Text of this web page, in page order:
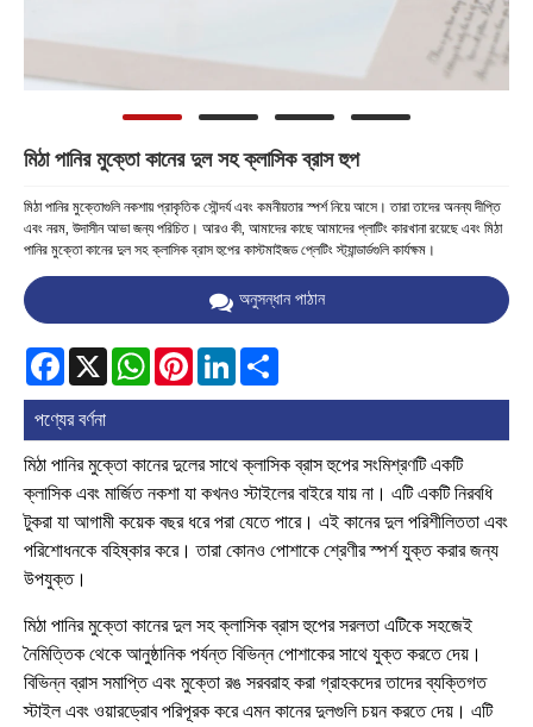
মিঠা পানির মুক্তো কানের দুল সহ ক্লাসিক ব্রাস হুপ
মিঠা পানির মুক্তোগুলি নকশায় প্রাকৃতিক সৌন্দর্য এবং কমনীয়তার স্পর্শ নিয়ে আসে। তারা তাদের অনন্য দীপ্তি
এবং নরম, উদাসীন আভা জন্য পরিচিত। আরও কী, আমাদের কাছে আমাদের প্লাটিং কারখানা রয়েছে এবং মিঠা
পানির মুক্তো কানের দুল সহ ক্লাসিক ব্রাস হুপের কাস্টমাইজড প্লেটিং স্ট্যান্ডার্ডগুলি কার্যক্ষম।
অনুসন্ধান পাঠান
Facebook
X WhatsAppPinterestLinkedIn
পণ্যের বর্ণনা
মিঠা পানির মুক্তো কানের দুলের সাথে ক্লাসিক ব্রাস হুপের সংমিশ্রণটি একটি
ক্লাসিক এবং মার্জিত নকশা যা কখনও স্টাইলের বাইরে যায় না। এটি একটি নিরবধি
টুকরা যা আগামী কয়েক বছর ধরে পরা যেতে পারে। এই কানের দুল পরিশীলিততা এবং
পরিশোধনকে বহিষ্কার করে। তারা কোনও পোশাকে শ্রেণীর স্পর্শ যুক্ত করার জন্য
উপযুক্ত।
মিঠা পানির মুক্তো কানের দুল সহ ক্লাসিক ব্রাস হুপের সরলতা এটিকে সহজেই
নৈমিত্তিক থেকে আনুষ্ঠানিক পর্যন্ত বিভিন্ন পোশাকের সাথে যুক্ত করতে দেয়।
বিভিন্ন ব্রাস সমাপ্তি এবং মুক্তো রঙ সরবরাহ করা গ্রাহকদের তাদের ব্যক্তিগত
স্টাইল এবং ওয়ারড্রোব পরিপূরক করে এমন কানের দুলগুলি চয়ন করতে দেয়। এটি